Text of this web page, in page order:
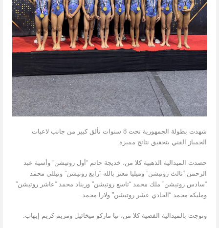
شهدت بطولة الجمهورية تحت 8 سنوات تألق كبير من جانب لاعبات
الجمباز الفني بتحقيق نتائج مميزة.
حصدت الميدالية الذهبية كلا من، خديجة حاتم “أول روتيشن” وأسية عبد
الرحمن “ثالث روتيشن” وميليا معتز بالله “رابع روتيشن” ونيللي محمد
“سادس روتيشن” ملك محمد “تاسع روتيشن” وريناد محمد “عاشر روتيشن”
ومليكة محمد “الحادي عشر روتيشن” ولارا محمد.
وتوجت بالميدالية الفضية كلا من، تيا ماركو ميخائيل ومريم كريم إيهاب.